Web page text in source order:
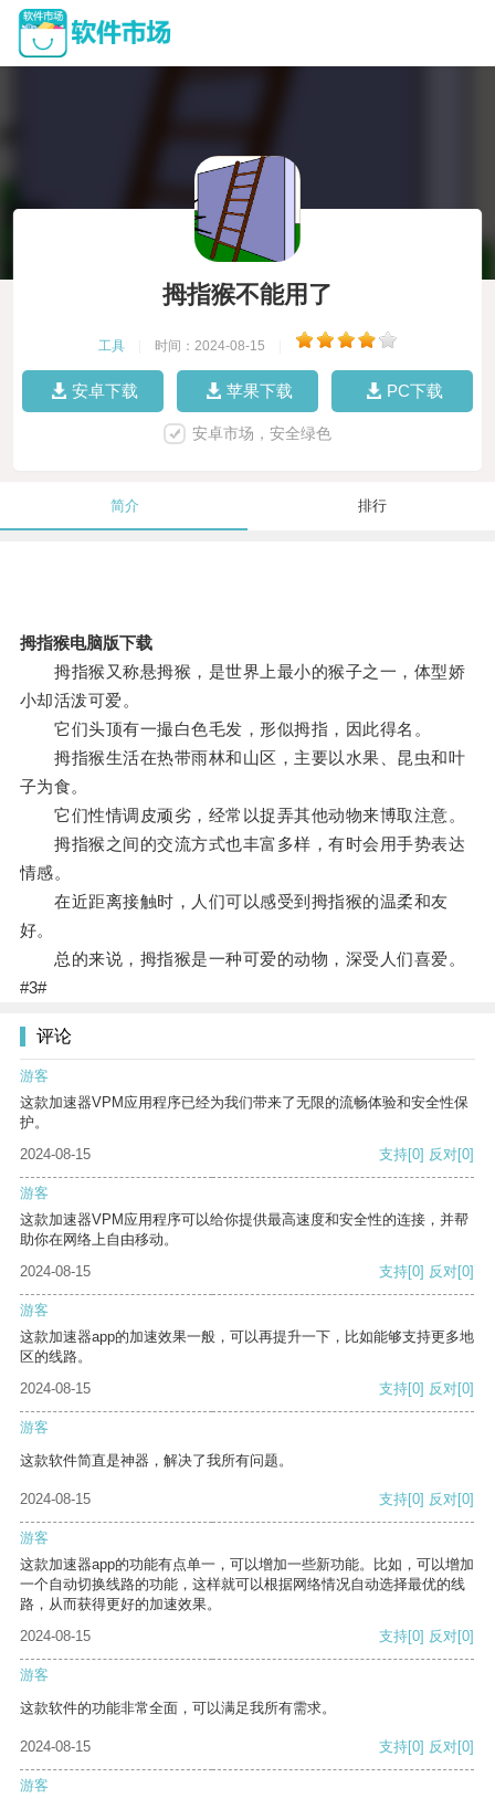
拇指猴不能用了
工具 时间：2024-08-15
安卓下载 苹果下载 PC下载
安卓市场，安全绿色
简介 排行
拇指猴电脑版下载
拇指猴又称悬拇猴，是世界上最小的猴子之一，体型娇
小却活泼可爱。
它们头顶有一撮白色毛发，形似拇指，因此得名。
拇指猴生活在热带雨林和山区，主要以水果、昆虫和叶
子为食。
它们性情调皮顽劣，经常以捉弄其他动物来博取注意。
拇指猴之间的交流方式也丰富多样，有时会用手势表达
情感。
在近距离接触时，人们可以感受到拇指猴的温柔和友
好。
总的来说，拇指猴是一种可爱的动物，深受人们喜爱。
#3#
评论
游客
这款加速器VPM应用程序已经为我们带来了无限的流畅体验和安全性保
护。
2024-08-15
支持[0] 反对[0]
游客
这款加速器VPM应用程序可以给你提供最高速度和安全性的连接，并帮
助你在网络上自由移动。
2024-08-15
支持[0] 反对[0]
游客
这款加速器app的加速效果一般，可以再提升一下，比如能够支持更多地
区的线路。
2024-08-15
支持[0] 反对[0]
游客
这款软件简直是神器，解决了我所有问题。
2024-08-15 支持[0] 反对[0]
游客
这款加速器app的功能有点单一，可以增加一些新功能。比如，可以增加
一个自动切换线路的功能，这样就可以根据网络情况自动选择最优的线
路，从而获得更好的加速效果。
2024-08-15
支持[0] 反对[0]
游客
这款软件的功能非常全面，可以满足我所有需求。
2024-08-15 支持[0] 反对[0]
游客